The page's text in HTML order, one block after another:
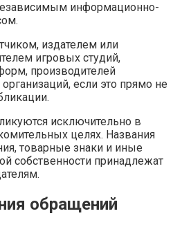
информационно-
издателем или
игровых студий,
производителей
если это прямо не
исключительно в
целях. Названия
товарные знаки и иные
собственности принадлежат
обращений